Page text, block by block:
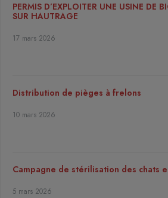
PERMIS D’EXPLOITER UNE USINE DE
SUR HAUTRAGE
17 mars 2026
Distribution de pièges à frelons
10 mars 2026
Campagne de stérilisation des chats
5 mars 2026